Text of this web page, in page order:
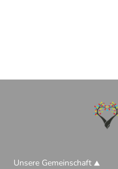
Unsere Gemeinschaft